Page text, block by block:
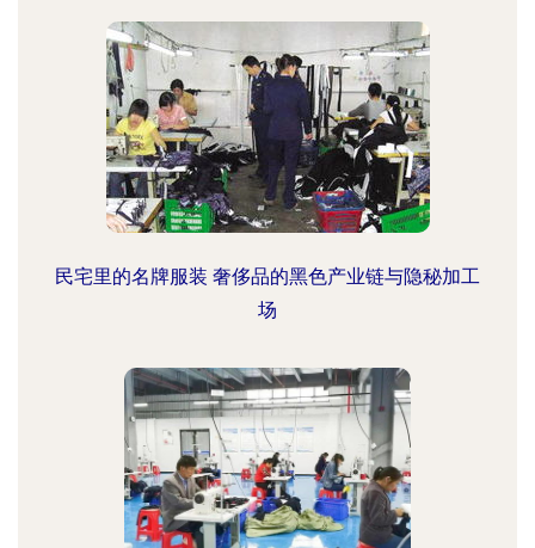
民宅里的名牌服装 奢侈品的黑色产业链与隐秘加工
场